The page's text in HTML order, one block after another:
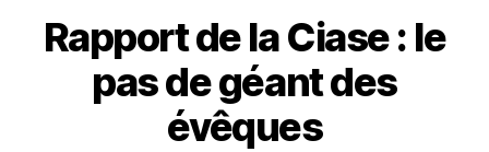
Rapport de la Ciase : le
pas de géant des
évêques